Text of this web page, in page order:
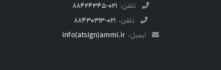
تلفن: 021-88424345
تلفن: 021-88430313
ایمیل: info(atsign)ammi.ir